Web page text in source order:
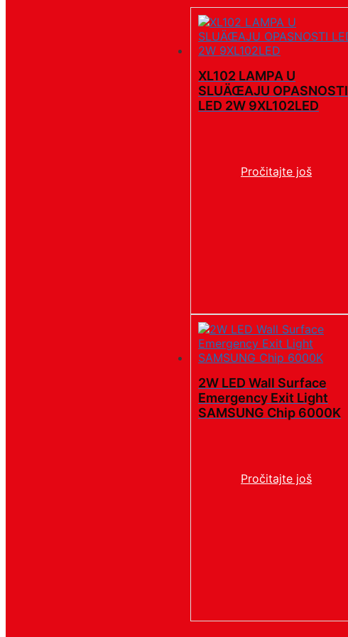
XL102 LAMPA U
SLUÄŒAJU OPASNOSTI
LED 2W 9XL102LED
Pročitajte još
2W LED Wall Surface
Emergency Exit Light
SAMSUNG Chip 6000K
Pročitajte još